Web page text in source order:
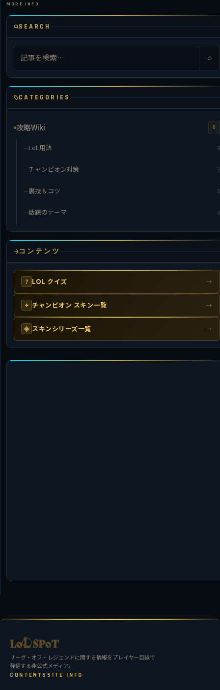
SEARCH
⌕
CATEGORIES
攻略Wiki 0
LoL用語 6
チャンピオン対策 2
裏技＆コツ 5
話題のテーマ 3
コンテンツ
? LOL クイズ →
✦ チャンピオン スキン一覧 →
◈ スキンシリーズ一覧 →
リーグ・オブ・レジェンドに関する情報をプレイヤー目線で
発信する非公式メディア。
CONTENTS SITE INFO